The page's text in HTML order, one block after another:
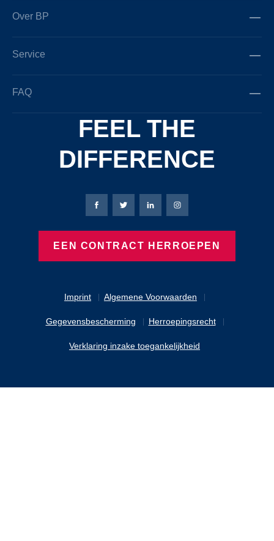
Over BP
Service
FAQ
FEEL THE
DIFFERENCE
Imprint Algemene Voorwaarden
Gegevensbescherming Herroepingsrecht
Verklaring inzake toegankelijkheid
Bierbaum-Proenen Facebook-pagina
Bierbaum-Proenen X-pagina
Bierbaum-Proenen
Bierbaum-Proenen
EEN CONTRACT HERROEPEN